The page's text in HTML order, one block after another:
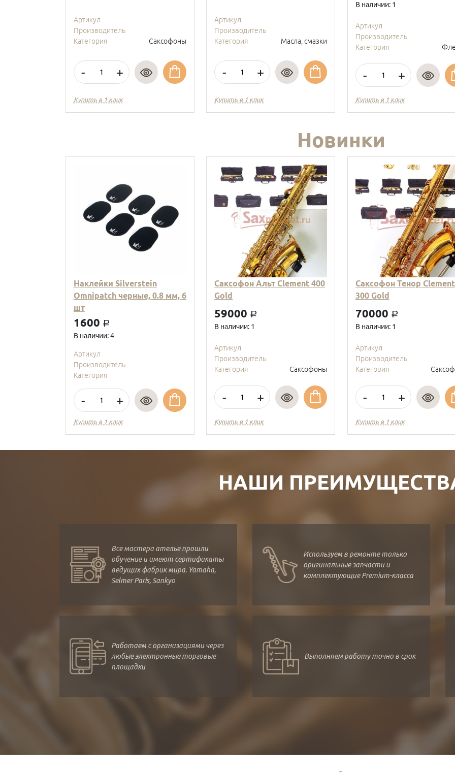
Артикул
Производитель
Категория
Саксофоны
- +
Купить в 1 клик
Артикул
Производитель
Категория
Масла, смазки
- +
Купить в 1 клик
В наличии: 1
Артикул
Производитель
Категория
- +
Купить в 1 клик
Новинки
Наклейки Silverstein
Omnipatch черные, 0.8 мм, 6
шт
1600 a
В наличии: 4
Артикул
Производитель
Категория
- +
Купить в 1 клик
Саксофон Альт Clement 400
Gold
59000 a
В наличии: 1
Артикул
Производитель
Категория
Саксофоны
- +
Купить в 1 клик
Саксофон Тенор Clement
300 Gold
70000 a
В наличии: 1
Артикул
Производитель
Категория
- +
Купить в 1 клик
НАШИ
Все мастера ателье прошли
обучение и имеют сертификаты
ведущих фабрик мира. Yamaha,
Selmer Paris, Sankyo
Используем в ремонте только
оригинальные запчасти и
комплектующие Premium-класса
Работаем с организациями через
любые электронные торговые
площадки
Выполняем работу точно в срок